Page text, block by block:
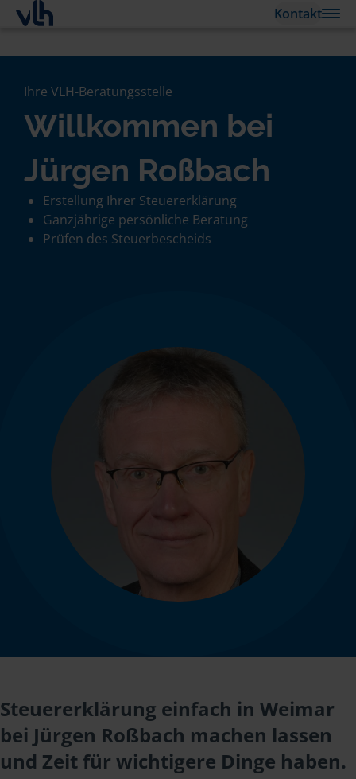
Kontakt
Ihre VLH-Beratungsstelle
Willkommen bei
Jürgen Roßbach
Erstellung Ihrer Steuererklärung
Ganzjährige persönliche Beratung
Prüfen des Steuerbescheids
Steuererklärung einfach in Weimar
bei Jürgen Roßbach machen lassen
und Zeit für wichtigere Dinge haben.